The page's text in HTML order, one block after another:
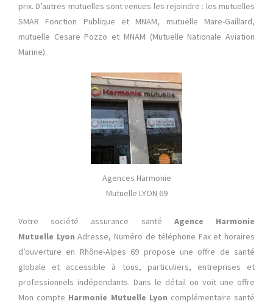
prix. D’autres mutuelles sont venues les rejoindre : les mutuelles
SMAR Fonction Publique et MNAM, mutuelle Mare-Gaillard,
mutuelle Cesare Pozzo et MNAM (Mutuelle Nationale Aviation
Marine).
Agences Harmonie
Mutuelle LYON 69
Votre société assurance santé Agence Harmonie
Mutuelle LyonAdresse, Numéro de téléphone Fax et horaires
d’ouverture en Rhône-Alpes 69 propose une offre de santé
globale et accessible à tous, particuliers, entreprises et
professionnels indépendants. Dans le détail on voit une offre
Mon compte Harmonie Mutuelle Lyon complémentaire santé